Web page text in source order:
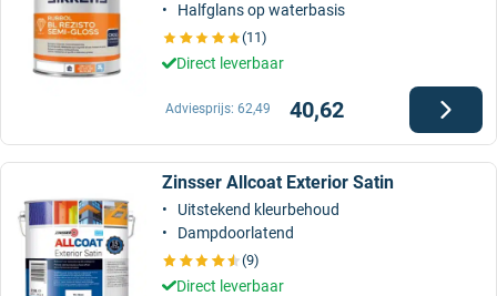
Halfglans op waterbasis
(11)
Direct leverbaar
40,62
Adviesprijs: 62,49
Zinsser Allcoat Exterior Satin
Uitstekend kleurbehoud
Dampdoorlatend
(9)
Direct leverbaar